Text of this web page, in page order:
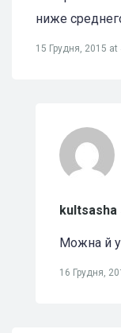
ниже
15 Грудня, 2015 at
kultsasha
Можна й
16 Грудня,